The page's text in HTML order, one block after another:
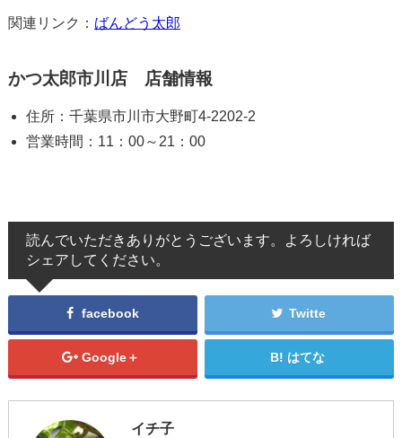
関連リンク： ばんどう太郎
かつ太郎市川店 店舗情報
住所：千葉県市川市大野町4-2202-2
営業時間：11：00～21：00
読んでいただきありがとうございます。よろしければ
シェアしてください。
facebook Twitte
Google＋ はてな
イチ子